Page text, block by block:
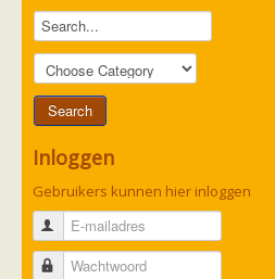
Inloggen
Gebruikers kunnen hier inloggen
E-mailadres
Wachtwoord